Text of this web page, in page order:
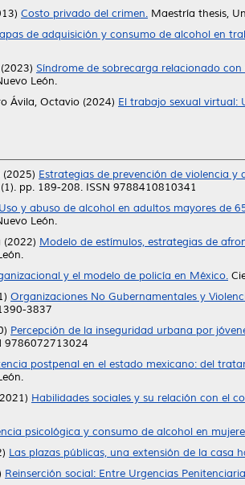
Costo privado del crimen. Maestría thesis,
de adquisición y consumo de alcohol en
(2023) Síndrome de sobrecarga relacionado
León.
Ávila, Octavio (2024) El trabajo sexual virtual:
(2025) Estrategias de prevención de violencia
pp. 189-208. ISSN 9788410810341
Uso y abuso de alcohol en adultos mayores de
León.
(2022) Modelo de estímulos, estrategias de
y el modelo de policía en México.
Organizaciones No Gubernamentales y
3837
Percepción de la inseguridad urbana por
9786072713024
postpenal en el estado mexicano: del
Habilidades sociales y su relación con el
psicológica y consumo de alcohol en
Las plazas públicas, una extensión de la casa
Reinserción social: Entre Urgencias